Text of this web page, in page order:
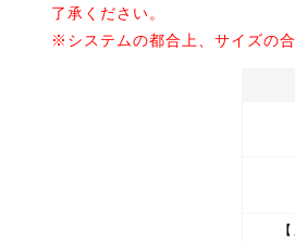
了承ください。
※システムの都合上、サイズの